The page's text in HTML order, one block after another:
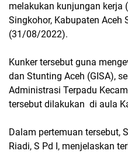
melakukan kunjungan kerja
Singkohor, Kabupaten Aceh
(31/08/2022).
Kunker tersebut guna
dan Stunting Aceh (GISA),
Administrasi Terpadu
tersebut dilakukan di aula
Dalam pertemuan tersebut,
Riadi, S Pd I, menjelaskan